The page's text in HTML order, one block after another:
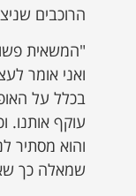
הרוכבים
"המשאית
ואני אומר
בכלל על
עוקף אותנו.
והוא מסתיר
שמאלה כך